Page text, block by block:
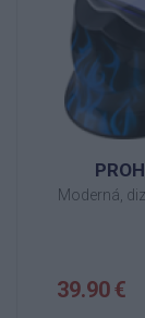
Moderná,
39.90 €